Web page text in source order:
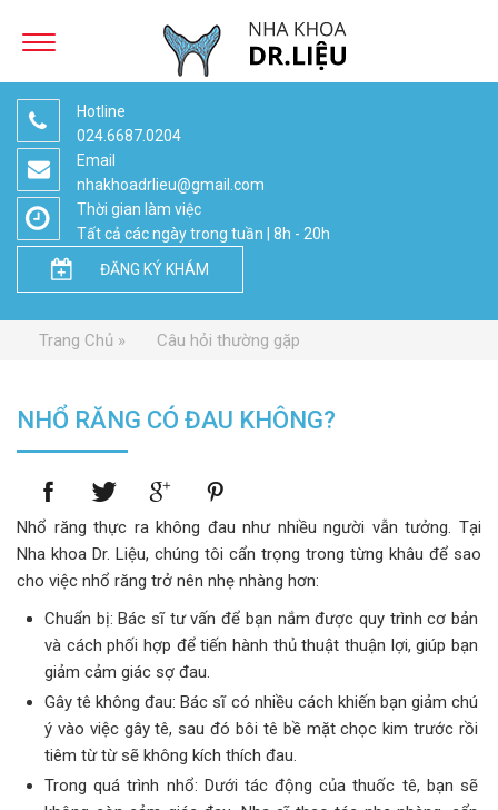
Hotline
024.6687.0204
Email
nhakhoadrlieu@gmail.com
Thời gian làm việc
Tất cả các ngày trong tuần | 8h - 20h
ĐĂNG KÝ KHÁM
Trang Chủ Câu hỏi thường gặp
NHỔ RĂNG CÓ ĐAU KHÔNG?
Nhổ răng thực ra không đau như nhiều người vẫn tưởng. Tại
Nha khoa Dr. Liệu, chúng tôi cẩn trọng trong từng khâu để sao
cho việc nhổ răng trở nên nhẹ nhàng hơn:
Chuẩn bị: Bác sĩ tư vấn để bạn nắm được quy trình cơ bản
và cách phối hợp để tiến hành thủ thuật thuận lợi, giúp bạn
giảm cảm giác sợ đau.
Gây tê không đau: Bác sĩ có nhiều cách khiến bạn giảm chú
ý vào việc gây tê, sau đó bôi tê bề mặt chọc kim trước rồi
tiêm từ từ sẽ không kích thích đau.
Trong quá trình nhổ: Dưới tác động của thuốc tê, bạn sẽ